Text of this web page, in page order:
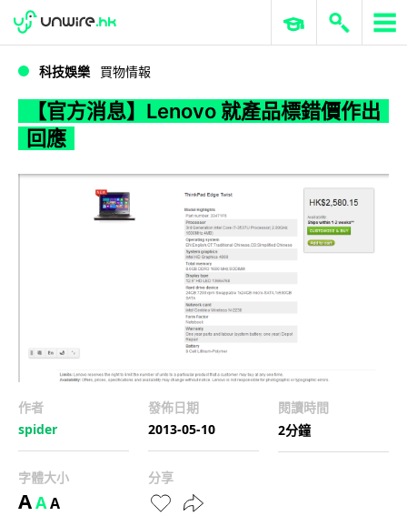
【官方消息】Lenovo 就產品標錯價作出回應
WWDC 2026 ERP 與商業 AI
科技娛樂 買物情報
【官方消息】Lenovo 就產品標錯價作出
回應
作者
spider
發佈日期
2013-05-10
閱讀時間
2分鐘
字體大小
AAA
分享